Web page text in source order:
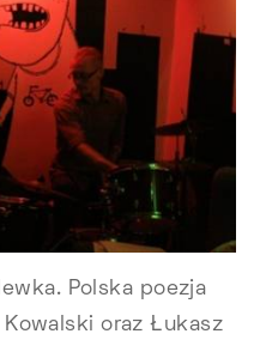
Polska poezja
oraz Łukasz